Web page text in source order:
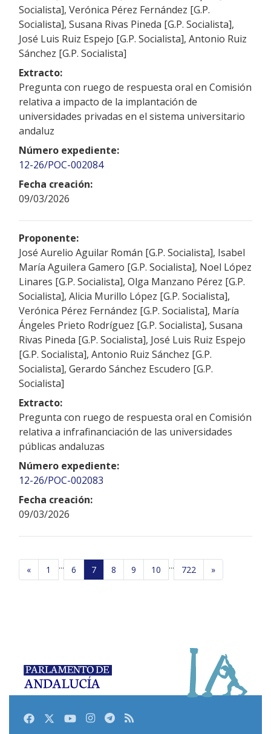
Socialista], Verónica Pérez Fernández [G.P.
Socialista], Susana Rivas Pineda [G.P. Socialista],
José Luis Ruiz Espejo [G.P. Socialista], Antonio Ruiz
Sánchez [G.P. Socialista]
Extracto:
Pregunta con ruego de respuesta oral en Comisión
relativa a impacto de la implantación de
universidades privadas en el sistema universitario
andaluz
Número expediente:
12-26/POC-002084
Fecha creación:
09/03/2026
Proponente:
José Aurelio Aguilar Román [G.P. Socialista], Isabel
María Aguilera Gamero [G.P. Socialista], Noel López
Linares [G.P. Socialista], Olga Manzano Pérez [G.P.
Socialista], Alicia Murillo López [G.P. Socialista],
Verónica Pérez Fernández [G.P. Socialista], María
Ángeles Prieto Rodríguez [G.P. Socialista], Susana
Rivas Pineda [G.P. Socialista], José Luis Ruiz Espejo
[G.P. Socialista], Antonio Ruiz Sánchez [G.P.
Socialista], Gerardo Sánchez Escudero [G.P.
Socialista]
Extracto:
Pregunta con ruego de respuesta oral en Comisión
relativa a infrafinanciación de las universidades
públicas andaluzas
Número expediente:
12-26/POC-002083
Fecha creación:
09/03/2026
« 1 ... 6 7 8 9 10 ... 722 »
FacebookTwitterYoutubeInstagram
Telegram
RSS